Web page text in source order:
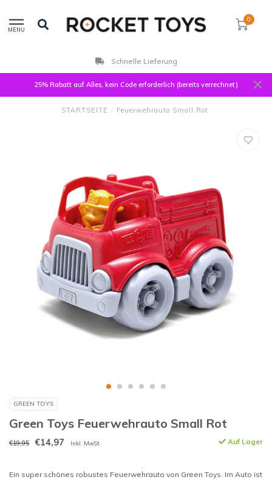
MENU
0
Kunden bewerten uns mit 9,3
25% Rabatt auf Alles, kein Code erforderlich (bereits verrechnet)
STARTSEITE / Feuerwehrauto Small Rot
GREEN TOYS
Green Toys Feuerwehrauto Small Rot
€19,95 €14,97 Inkl. MwSt. Auf Lager
Ein super schönes robustes Feuerwehrauto von Green Toys. Im Auto ist